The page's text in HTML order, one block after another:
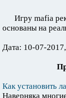
Игру mafia
основаны на
Дата: 10-07-
Как установить
Наверняка